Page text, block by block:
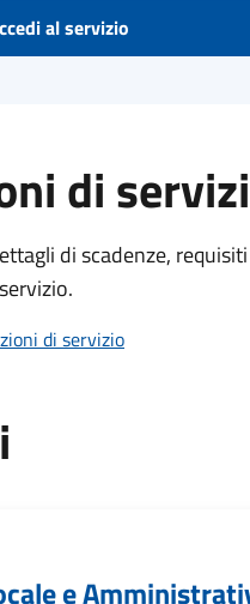
al servizio
di
di scadenze,
di servizio
e